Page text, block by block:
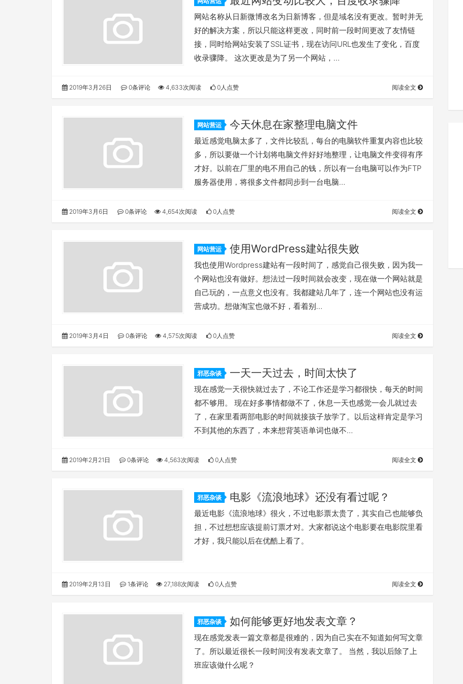
网站名称从日新微博改名为日新博客，但是域名没有更改。暂时并无
好的解决方案，所以只能这样更改，同时前一段时间更改了友情链
接，同时给网站安装了SSL证书，现在访问URL也发生了变化，百度
收录骤降。 这次更改是为了另一个网站，…
2019年3月26日 0条评论 4,633次阅读 0人点赞 阅读全文
网站营运 今天休息在家整理电脑文件
最近感觉电脑太多了，文件比较乱，每台的电脑软件重复内容也比较
多，所以要做一个计划将电脑文件好好地整理，让电脑文件变得有序
才好。以前在厂里的电不用自己的钱，所以有一台电脑可以作为FTP
服务器使用，将很多文件都同步到一台电脑…
2019年3月6日 0条评论 4,654次阅读 0人点赞 阅读全文
网站营运 使用WordPress建站很失败
我也使用Wordpress建站有一段时间了，感觉自己很失败，因为我一
个网站也没有做好。想法过一段时间就会改变，现在做一个网站就是
自己玩的，一点意义也没有。我都建站几年了，连一个网站也没有运
营成功。想做淘宝也做不好，看着别…
2019年3月4日 0条评论 4,575次阅读 0人点赞 阅读全文
邪恶杂谈 一天一天过去，时间太快了
现在感觉一天很快就过去了，不论工作还是学习都很快，每天的时间
都不够用。 现在好多事情都做不了，休息一天也感觉一会儿就过去
了，在家里看两部电影的时间就接孩子放学了。以后这样肯定是学习
不到其他的东西了，本来想背英语单词也做不…
2019年2月21日 0条评论 4,563次阅读 0人点赞 阅读全文
邪恶杂谈 电影《流浪地球》还没有看过呢？
最近电影《流浪地球》很火，不过电影票太贵了，其实自己也能够负
担，不过想想应该提前订票才对。大家都说这个电影要在电影院里看
才好，我只能以后在优酷上看了。
2019年2月13日 1条评论 27,188次阅读 0人点赞 阅读全文
邪恶杂谈 如何能够更好地发表文章？
现在感觉发表一篇文章都是很难的，因为自己实在不知道如何写文章
了。所以最近很长一段时间没有发表文章了。 当然，我以后除了上
班应该做什么呢？